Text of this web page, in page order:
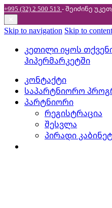
+995 (32) 2 500 513 - შეიძინე
Skip to navigation Skip to content
კეთილი იყოს
ჰიპერმარკეტში
კონტაქტი
საპარტნიორო
პარტნიორი
რეგისტრაცია
შესვლა
პირადი